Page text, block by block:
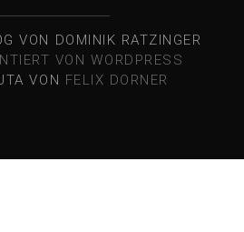
VON DOMINIK RATZINGER
VON WORDPRESS
VON
FELIX DORNER